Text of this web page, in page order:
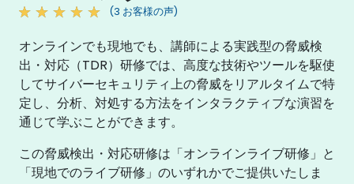
(3 お客様の声)
オンラインでも現地でも、講師による実践型の脅威検
出・対応（TDR）研修では、高度な技術やツールを駆使
してサイバーセキュリティ上の脅威をリアルタイムで特
定し、分析、対処する方法をインタラクティブな演習を
通じて学ぶことができます。
この脅威検出・対応研修は「オンラインライブ研修」と
「現地でのライブ研修」のいずれかでご提供いたしま